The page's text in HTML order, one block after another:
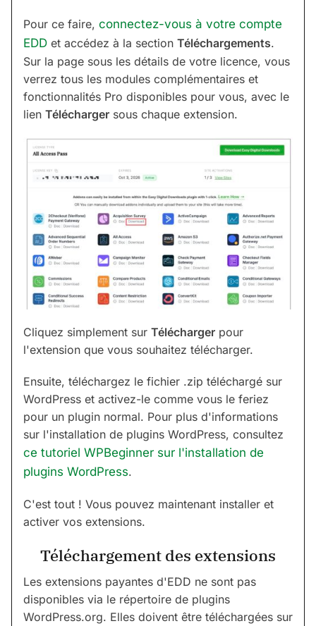
Pour ce faire, connectez-vous à votre compte
EDD et accédez à la section Téléchargements.
Sur la page sous les détails de votre licence, vous
verrez tous les modules complémentaires et
fonctionnalités Pro disponibles pour vous, avec le
lien Télécharger sous chaque extension.
Cliquez simplement sur Télécharger pour
l'extension que vous souhaitez télécharger.
Ensuite, téléchargez le fichier .zip téléchargé sur
WordPress et activez-le comme vous le feriez
pour un plugin normal. Pour plus d'informations
sur l'installation de plugins WordPress, consultez
ce tutoriel WPBeginner sur l'installation de
plugins WordPress.
C'est tout ! Vous pouvez maintenant installer et
activer vos extensions.
Téléchargement des extensions
Les extensions payantes d'EDD ne sont pas
disponibles via le répertoire de plugins
WordPress.org. Elles doivent être téléchargées sur